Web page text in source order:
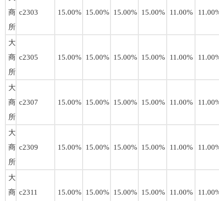
商
所
c2303 15.00% 15.00% 15.00% 15.00% 11.00%
大
商
所
c2305 15.00% 15.00% 15.00% 15.00% 11.00%
大
商
所
c2307 15.00% 15.00% 15.00% 15.00% 11.00%
大
商
所
c2309 15.00% 15.00% 15.00% 15.00% 11.00%
大
商 c2311 15.00% 15.00% 15.00% 15.00% 11.00%